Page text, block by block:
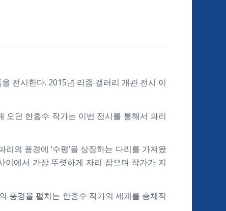
전시한다. 2015년 리좀 갤러리 개관 전시 이
오던 한홍수 작가는 이번 전시를 통해서 파리
의 풍경에 ‘수평’을 상징하는 다리를 가져왔
에서 가장 뚜렷하게 자리 잡으며 작가가 지
풍경을 펼치는 한홍수 작가의 세계를 총체적